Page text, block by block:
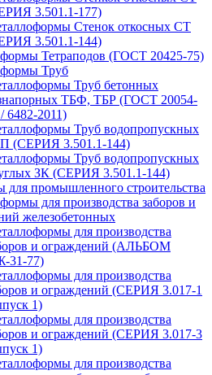
3.501.1-177)
Стенок откосных СТ
3.501.1-144)
Тетраподов (ГОСТ 20425-75)
Труб
Труб бетонных
ТБФ, ТБР (ГОСТ 20054-
6482-2011)
Труб водопропускных
(СЕРИЯ 3.501.1-144)
Труб водопропускных
ЗК (СЕРИЯ 3.501.1-144)
промышленного строительства
для производства заборов и
железобетонных
для производства
и ограждений (АЛЬБОМ
31-77)
для производства
и ограждений (СЕРИЯ 3.017-1
1)
для производства
и ограждений (СЕРИЯ 3.017-3
1)
для производства